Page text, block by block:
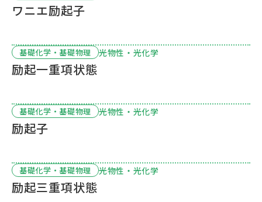
ワニエ励起子
基礎化学・基礎物理 光物性・光化学
励起一重項状態
基礎化学・基礎物理 光物性・光化学
励起子
基礎化学・基礎物理 光物性・光化学
励起三重項状態